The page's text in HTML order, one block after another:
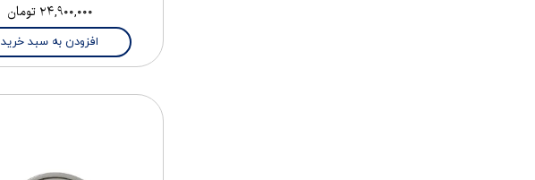
۲۴,۹۰۰,۰۰۰ تومان
افزودن به سبد خرید